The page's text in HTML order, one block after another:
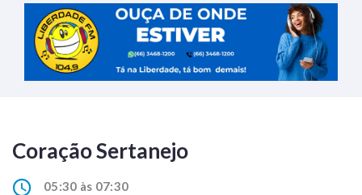
Coração Sertanejo
05:30 às 07:30